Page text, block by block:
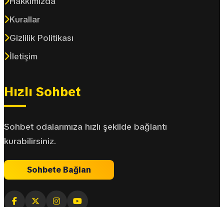
Kurallar
Gizlilik Politikası
İletişim
Hızlı Sohbet
Sohbet odalarımıza hızlı şekilde bağlantı
kurabilirsiniz.
Sohbete Bağlan